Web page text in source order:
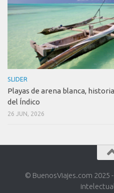
SLIDER
Playas de arena blanca,
del Índico
26 JUN, 2026
© BuenosViajes.com 2025